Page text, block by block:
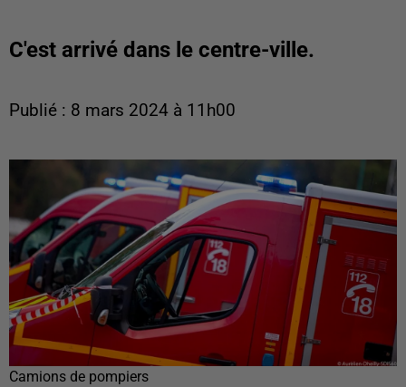
C'est arrivé dans le centre-ville.
Publié : 8 mars 2024 à 11h00
Camions de pompiers